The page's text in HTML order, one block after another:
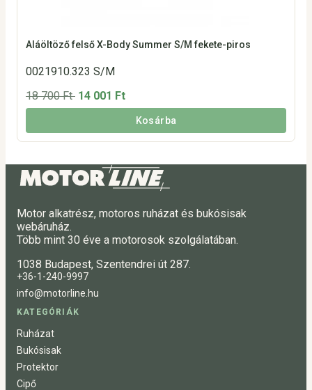
Aláöltöző felső X-Body Summer S/M fekete-piros
0021910.323 S/M
18 700 Ft 14 001 Ft
Kosárba
Motor alkatrész, motoros ruházat és bukósisak
webáruház.
Több mint 30 éve a motorosok szolgálatában.
1038 Budapest, Szentendrei út 287.
+36-1-240-9997
info@motorline.hu
KATEGÓRIÁK
Ruházat
Bukósisak
Protektor
Cipő